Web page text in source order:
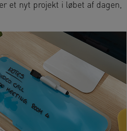
et nyt projekt i løbet af dagen,